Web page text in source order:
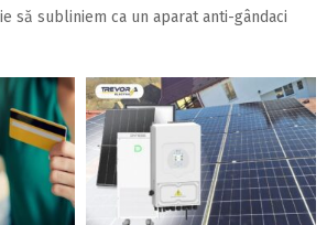
să subliniem ca un aparat anti-gândaci